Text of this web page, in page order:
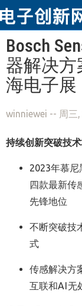
跳转到主要内容
Bosch
器解决
海电子展
winniewei -- 周三
持续创新突破技
2023年慕尼
四款最新传
先锋地位
不断突破技
式
传感解决方
互联和AI无